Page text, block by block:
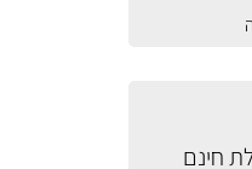
חינם